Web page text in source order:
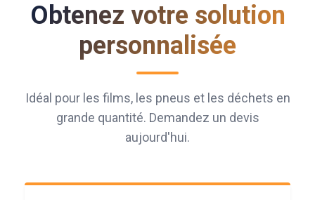
Obtenez votre solution
personnalisée
Idéal pour les films, les pneus et les déchets en
grande quantité. Demandez un devis
aujourd'hui.